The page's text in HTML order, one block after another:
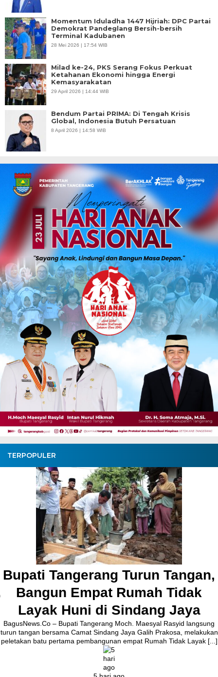
Momentum Iduladha 1447 Hijriah: DPC Partai
Demokrat Pandeglang Bersih-bersih
Terminal Kadubanen
28 Mei 2026 | 17:54 WIB
Milad ke-24, PKS Serang Fokus Perkuat
Ketahanan Ekonomi hingga Energi
Kemasyarakatan
29 April 2026 | 14:44 WIB
Bendum Partai PRIMA: Di Tengah Krisis
Global, Indonesia Butuh Persatuan
8 April 2026 | 14:58 WIB
TERPOPULER
Bupati Tangerang Turun Tangan,
Bangun Empat Rumah Tidak
Layak Huni di Sindang Jaya
BagusNews.Co – Bupati Tangerang Moch. Maesyal Rasyid langsung
turun tangan bersama Camat Sindang Jaya Galih Prakosa, melakukan
peletakan batu pertama pembangunan empat Rumah Tidak Layak [...]